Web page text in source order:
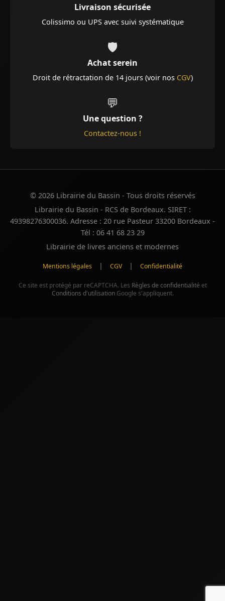
Livraison sécurisée
Colissimo ou UPS avec suivi systématique
🛡️
Achat serein
Droit de rétractation de 14 jours (voir nos CGV)
💬
Une question ?
Contactez-nous !
© 2026 Librairie du Bassin - Tous droits réservés
Librairie du Bassin - RCS de Bordeaux. SIRET :
49398276300036. Adresse : 20 rue Pasteur 33200 Bordeaux -
Tél : 06 41 68 23 29
Librairie de livres anciens et modernes
Mentions légales | CGV | Confidentialité
Ce site est protégé par reCAPTCHA. Les Règles de confidentialité et
Conditions d'utilisationGoogle s'appliquent.